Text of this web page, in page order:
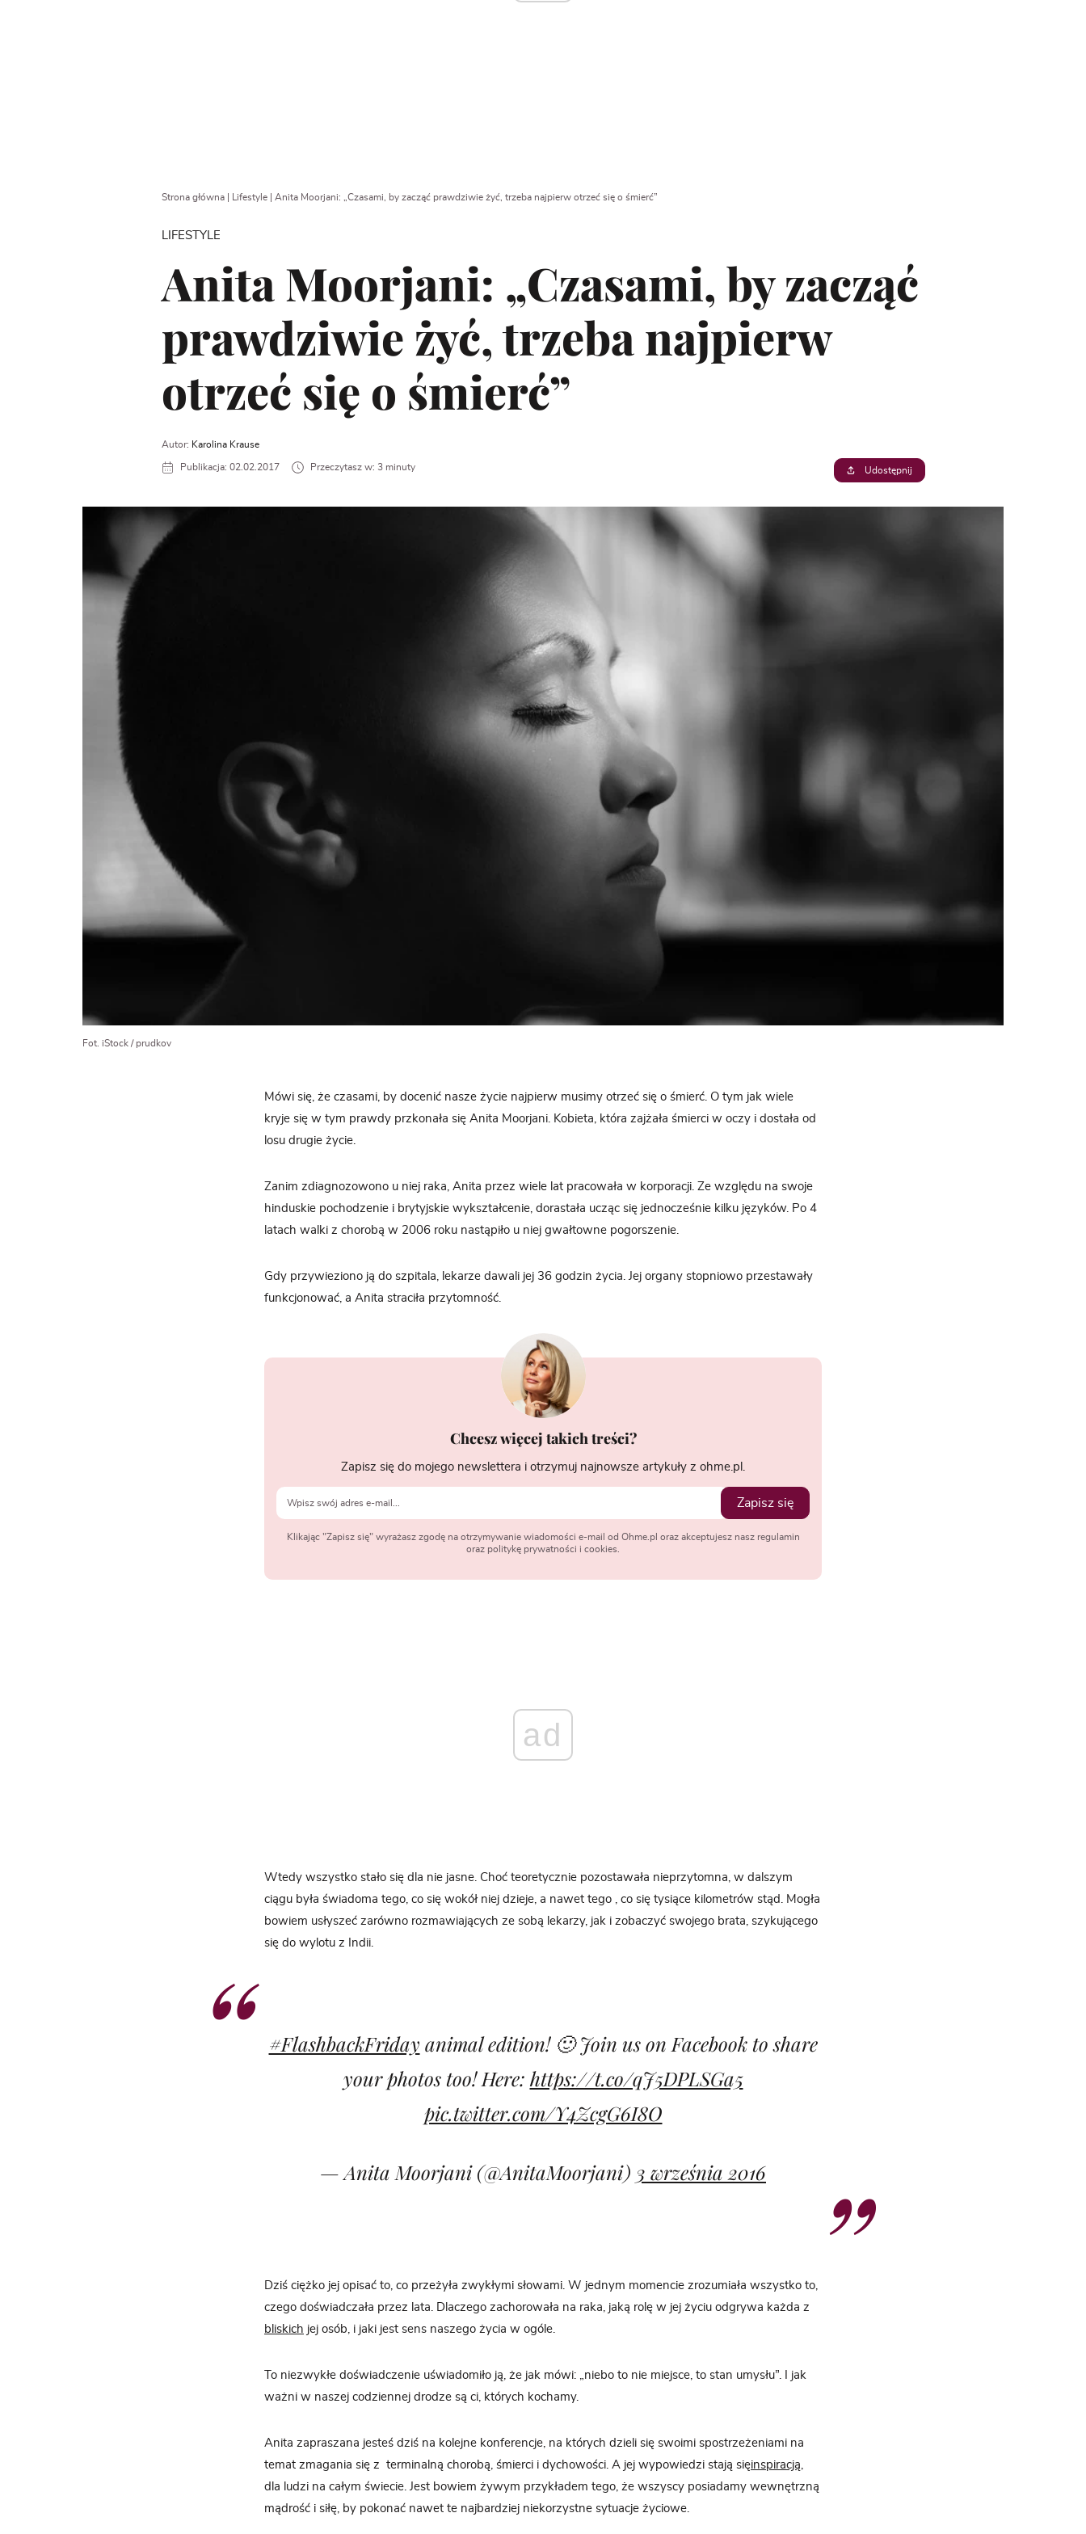
Strona główna| Lifestyle| Anita Moorjani: „Czasami, by zacząć prawdziwie żyć, trzeba najpierw otrzeć się o śmierć”
LIFESTYLE
Anita Moorjani: „Czasami, by zacząć
prawdziwie żyć, trzeba najpierw
otrzeć się o śmierć”
Autor: Karolina Krause
Publikacja: 02.02.2017 Przeczytasz w: 3 minuty Udostępnij
Fot. iStock / prudkov
Mówi się, że czasami, by docenić nasze życie najpierw musimy otrzeć się o śmierć. O tym jak wiele
kryje się w tym prawdy przkonała się Anita Moorjani. Kobieta, która zajżała śmierci w oczy i dostała od
losu drugie życie.
Zanim zdiagnozowono u niej raka, Anita przez wiele lat pracowała w korporacji. Ze względu na swoje
hinduskie pochodzenie i brytyjskie wykształcenie, dorastała ucząc się jednocześnie kilku języków. Po 4
latach walki z chorobą w 2006 roku nastąpiło u niej gwałtowne pogorszenie.
Gdy przywieziono ją do szpitala, lekarze dawali jej 36 godzin życia. Jej organy stopniowo przestawały
funkcjonować, a Anita straciła przytomność.
Chcesz więcej takich treści?
Zapisz się do mojego newslettera i otrzymuj najnowsze artykuły z ohme.pl.
Zapisz się
Klikając "Zapisz się" wyrażasz zgodę na otrzymywanie wiadomości e-mail od Ohme.pl oraz akceptujesz nasz regulamin
oraz politykę prywatności i cookies.
ad
Wtedy wszystko stało się dla nie jasne. Choć teoretycznie pozostawała nieprzytomna, w dalszym
ciągu była świadoma tego, co się wokół niej dzieje, a nawet tego , co się tysiące kilometrów stąd. Mogła
bowiem usłyszeć zarówno rozmawiających ze sobą lekarzy, jak i zobaczyć swojego brata, szykującego
się do wylotu z Indii.
#FlashbackFriday animal edition! 🙂 Join us on Facebook to share
your photos too! Here: https://t.co/qJ5DPLSGa5
pic.twitter.com/Y4ZcgG6I8O
— Anita Moorjani (@AnitaMoorjani) 3 września 2016
Dziś ciężko jej opisać to, co przeżyła zwykłymi słowami. W jednym momencie zrozumiała wszystko to,
czego doświadczała przez lata. Dlaczego zachorowała na raka, jaką rolę w jej życiu odgrywa każda z
bliskich jej osób, i jaki jest sens naszego życia w ogóle.
To niezwykłe doświadczenie uświadomiło ją, że jak mówi: „niebo to nie miejsce, to stan umysłu”. I jak
ważni w naszej codziennej drodze są ci, których kochamy.
Anita zapraszana jesteś dziś na kolejne konferencje, na których dzieli się swoimi spostrzeżeniami na
temat zmagania się z terminalną chorobą, śmierci i dychowości. A jej wypowiedzi stają sięinspiracją
dla ludzi na całym świecie. Jest bowiem żywym przykładem tego, że wszyscy posiadamy wewnętrzną
mądrość i siłę, by pokonać nawet te najbardziej niekorzystne sytuacje życiowe.